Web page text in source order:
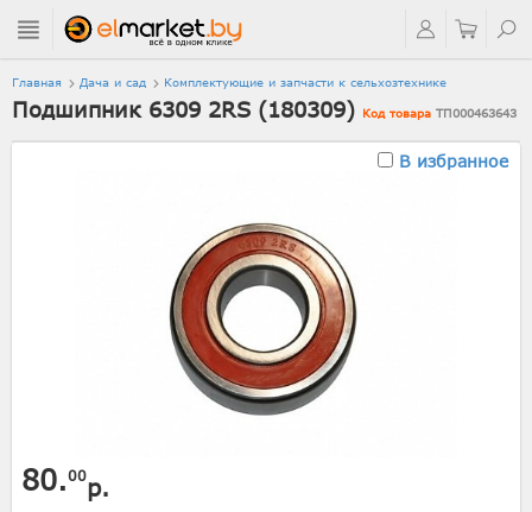
Главная Дача и сад Комплектующие и запчасти к сельхозтехнике
Подшипник 6309 2RS (180309) Код товара ТП000463643
В избранное
80.00р.